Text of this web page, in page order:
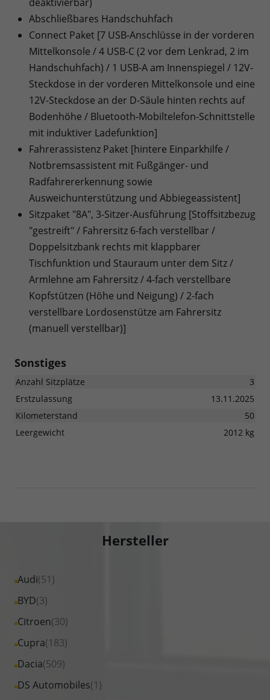
Abschließbares Handschuhfach
Connect Paket [7 USB-Anschlüsse in der vorderen
Mittelkonsole / 4 USB-C (2 vor dem Lenkrad, 2 im
Handschuhfach) / 1 USB-A am Innenspiegel / 12V-
Steckdose in der vorderen Mittelkonsole und eine
12V-Steckdose an der D-Säule hinten rechts auf
Bodenhöhe / Bluetooth-Mobiltelefon-Schnittstelle
mit induktiver Ladefunktion]
Fahrerassistenz Paket [hintere Einparkhilfe /
Notbremsassistent mit Fußgänger- und
Radfahrererkennung sowie
Ausweichunterstützung und Abbiegeassistent]
Sitzpaket "8A", 3-Sitzer-Ausführung [Stoffsitzbezug
"gestreift" / Fahrersitz 6-fach verstellbar /
Doppelsitzbank rechts mit klappbarer
Tischfunktion und Stauraum unter dem Sitz /
Armlehne am Fahrersitz / 4-fach verstellbare
Kopfstützen (Höhe und Neigung) / 2-fach
verstellbare Lordosenstütze am Fahrersitz
(manuell verstellbar)]
Sonstiges
Anzahl Sitzplätze
3
Erstzulassung
13.11.2025
Kilometerstand
50
Leergewicht
2012 kg
Hersteller
Audi(51)
Alle
Fahrzeuge
Audi
anzeigen
BYD(3)
Alle
Fahrzeuge
BYD
anzeigen
Citroen(30)
Alle
Fahrzeuge
Citroen
anzeigen
Cupra(183)
Alle
Fahrzeuge
Cupra
Dacia(509)
Alle
Fahrzeuge
DS Automobiles(1)
Alle